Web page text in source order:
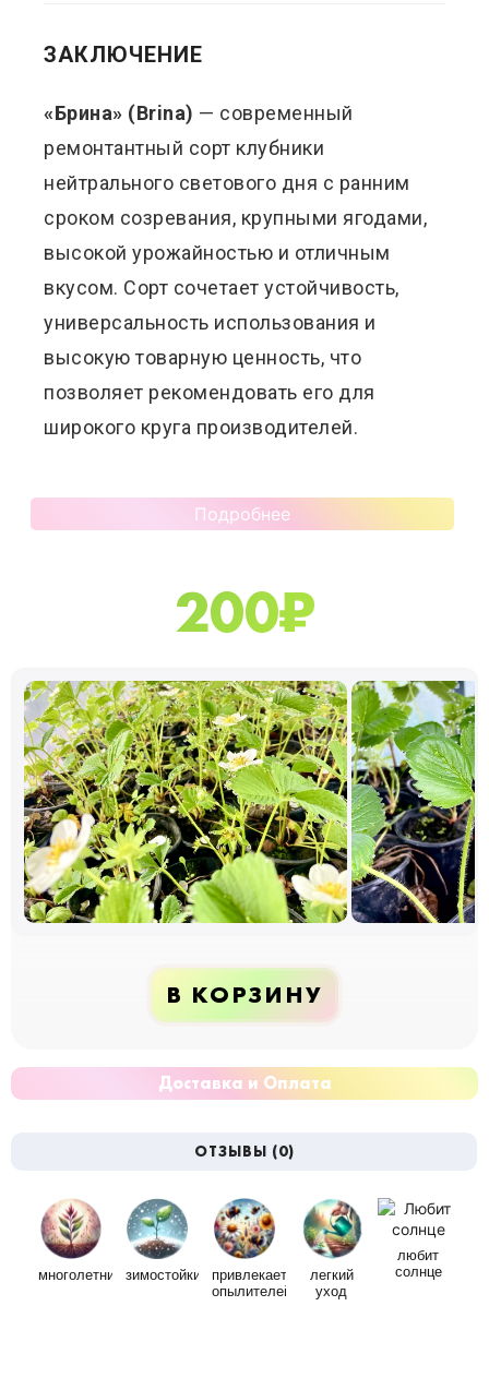
ЗАКЛЮЧЕНИЕ
«Брина» (Brina) — современный
ремонтантный сорт клубники
нейтрального светового дня с ранним
сроком созревания, крупными ягодами,
высокой урожайностью и отличным
вкусом. Сорт сочетает устойчивость,
универсальность использования и
высокую товарную ценность, что
позволяет рекомендовать его для
широкого круга производителей.
Подробнее
200₽
В КОРЗИНУ
Доставка и Оплата
ОТЗЫВЫ (0)
многолетний зимостойкий
привлекает
опылителей
легкий
уход
любит
солнце